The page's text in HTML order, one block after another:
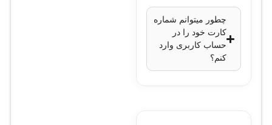
چطور میتوانم شماره
کارت خود را در
حساب کاربری وارد
کنم؟